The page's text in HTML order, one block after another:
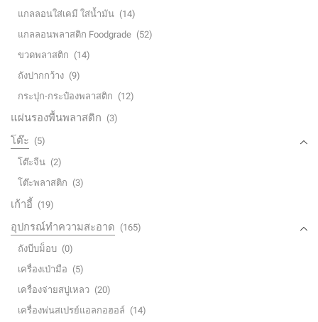
แกลลอนใส่เคมี ใส่น้ำมัน (14)
แกลลอนพลาสติก Foodgrade (52)
ขวดพลาสติก (14)
ถังปากกว้าง (9)
กระปุก-กระป๋องพลาสติก (12)
แผ่นรองพื้นพลาสติก (3)
โต๊ะ (5)
โต๊ะจีน (2)
โต๊ะพลาสติก (3)
เก้าอี้ (19)
อุปกรณ์ทำความสะอาด (165)
ถังบีบม็อบ (0)
เครื่องเป่ามือ (5)
เครื่องจ่ายสบู่เหลว (20)
เครื่องพ่นสเปรย์แอลกอฮอล์ (14)